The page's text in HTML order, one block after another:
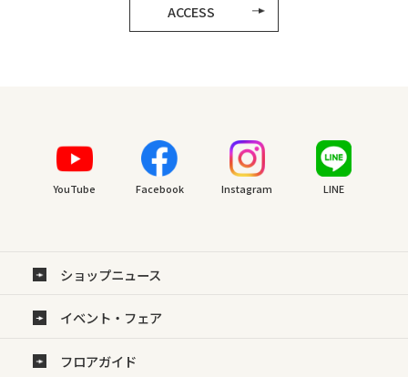
ACCESS
YouTube Facebook Instagram LINE
ショップニュース
イベント・フェア
フロアガイド